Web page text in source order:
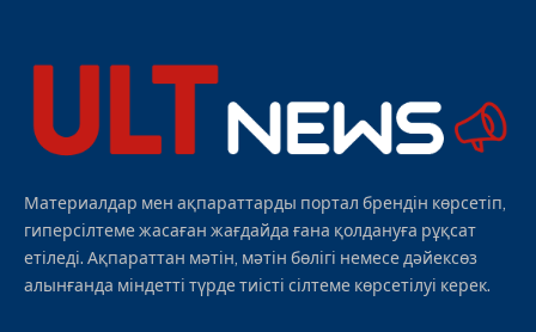
Материалдар мен ақпараттарды портал брендін көрсетіп,
гиперсілтеме жасаған жағдайда ғана қолдануға рұқсат
етіледі. Ақпараттан мәтін, мәтін бөлігі немесе дәйексөз
алынғанда міндетті түрде тиісті сілтеме көрсетілуі керек.